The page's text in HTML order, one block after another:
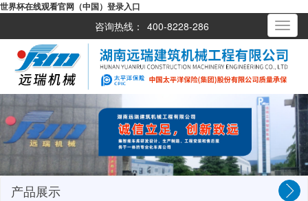
世界杯在线观看官网（中国）登录入口
咨询热线： 400-8228-286
产品展示
Toggle